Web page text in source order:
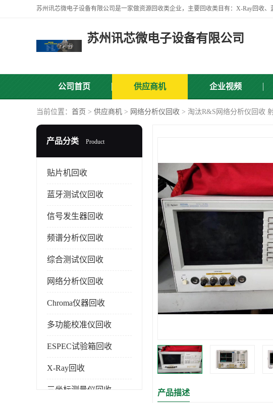
苏州讯芯微电子设备有限公司
公司首页 供应商机 企业视频
当前位置： 首页 > 供应商机 > 网络分析仪回收 > 淘汰R&S网络分析仪回收
产品分类 Product
贴片机回收
蓝牙测试仪回收
信号发生器回收
频谱分析仪回收
综合测试仪回收
网络分析仪回收
Chroma仪器回收
多功能校准仪回收
ESPEC试验箱回收
X-Ray回收
三坐标测量仪回收 产品描述